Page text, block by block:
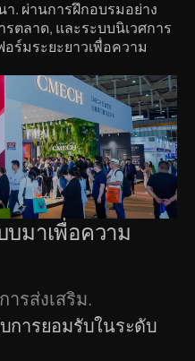
. ผ่านการฝึกอบรมอย่าง
ตลาด, และระบบนิเวศการ
ร์มระยะยาวเพื่อความ
มาเพื่อความ
ารส่งเสริม.
การยอมรับในระดับ